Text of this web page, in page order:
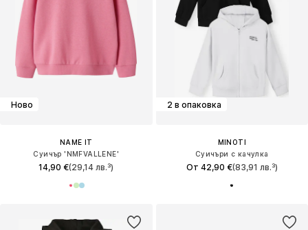
Ново
NAME IT
Суичър 'NMFVALLENE'
14,90 €(29,14 лв.³)
2 в опаковка
MINOTI
Суичъри с качулка
От 42,90 €(83,91 лв.³)